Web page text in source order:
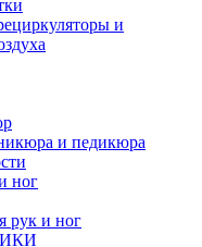
и
и педикюра
ног
рук и ног